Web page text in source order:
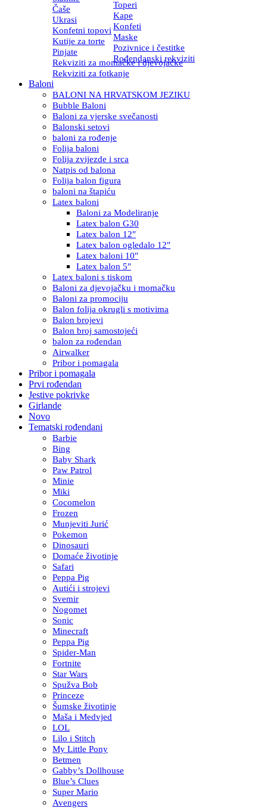
Čaše
Toperi
Ukrasi
Kape
Konfetni topovi Konfeti
Kutije za torte
Maske
Pinjate
Pozivnice i čestitke
Rekviziti za momačke i djevojačke
Rođendanski rekviziti
Rekviziti za fotkanje
Baloni
BALONI NA HRVATSKOM JEZIKU
Bubble Baloni
Baloni za vjerske svečanosti
Balonski setovi
baloni za rođenje
Folija baloni
Folija zvijezde i srca
Natpis od balona
Folija balon figura
baloni na štapiću
Latex baloni
Baloni za Modeliranje
Latex balon G30
Latex balon 12″
Latex balon ogledalo 12″
Latex baloni 10″
Latex balon 5″
Latex baloni s tiskom
Baloni za djevojačku i momačku
Baloni za promociju
Balon folija okrugli s motivima
Balon brojevi
Balon broj samostojeći
balon za rođendan
Airwalker
Pribor i pomagala
Pribor i pomagala
Prvi rođendan
Jestive pokrivke
Girlande
Novo
Tematski rođendani
Barbie
Bing
Baby Shark
Paw Patrol
Minie
Miki
Cocomelon
Frozen
Munjeviti Jurić
Pokemon
Dinosauri
Domaće životinje
Safari
Peppa Pig
Autići i strojevi
Svemir
Nogomet
Sonic
Minecraft
Peppa Pig
Spider-Man
Fortnite
Star Wars
Spužva Bob
Princeze
Šumske životinje
Maša i Medvjed
LOL
Lilo i Stitch
My Little Pony
Betmen
Gabby’s Dollhouse
Blue’s Clues
Super Mario
Avengers